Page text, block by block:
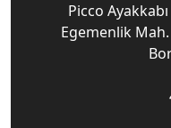
Picco
Egemenlik